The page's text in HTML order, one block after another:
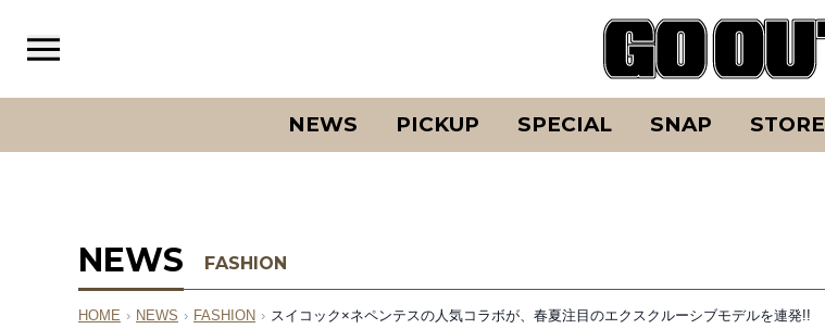
NEWS PICKUP SPECIAL SNAP STORE
NEWS FASHION
HOME › NEWS › FASHION › スイコック×ネペンテスの人気コラボが、春夏注目のエクスクルーシブモデルを連発!!